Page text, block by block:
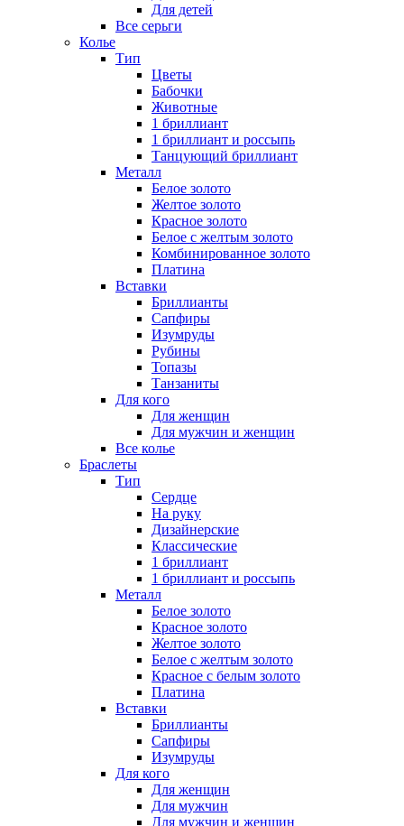
Для детей
Все серьги
Колье
Тип
Цветы
Бабочки
Животные
1 бриллиант
1 бриллиант и россыпь
Танцующий бриллиант
Металл
Белое золото
Желтое золото
Красное золото
Белое с желтым золото
Комбинированное золото
Платина
Вставки
Бриллианты
Сапфиры
Изумруды
Рубины
Топазы
Танзаниты
Для кого
Для женщин
Для мужчин и женщин
Все колье
Браслеты
Тип
Сердце
На руку
Дизайнерские
Классические
1 бриллиант
1 бриллиант и россыпь
Металл
Белое золото
Красное золото
Желтое золото
Белое с желтым золото
Красное с белым золото
Платина
Вставки
Бриллианты
Сапфиры
Изумруды
Для кого
Для женщин
Для мужчин
Для мужчин и женщин